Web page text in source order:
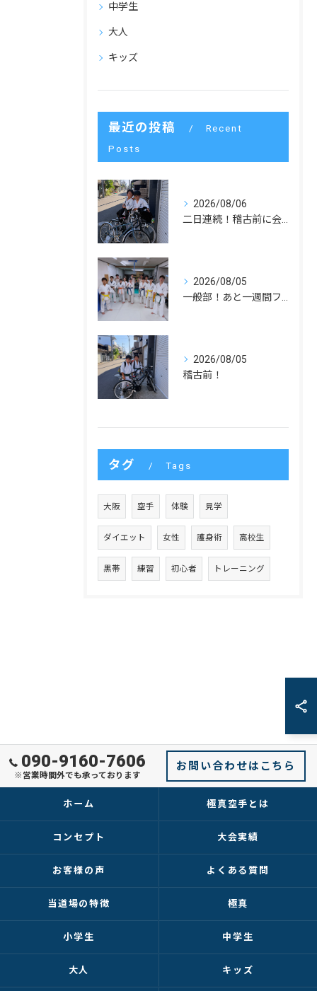
中学生
大人
キッズ
最近の投稿
Recent
Posts
2026/08/06
2026/08/05
2026/08/05
稽古前！
タグ Tags
大阪 空手 体験 見学
ダイエット 女性 護身術 高校生
黒帯 練習 初心者 トレーニング
090-9160-7606
※営業時間外でも承っております
お問い合わせはこちら
ホーム 極真空手とは
コンセプト 大会実績
お客様の声 よくある質問
当道場の特徴 極真
小学生 中学生
大人 キッズ